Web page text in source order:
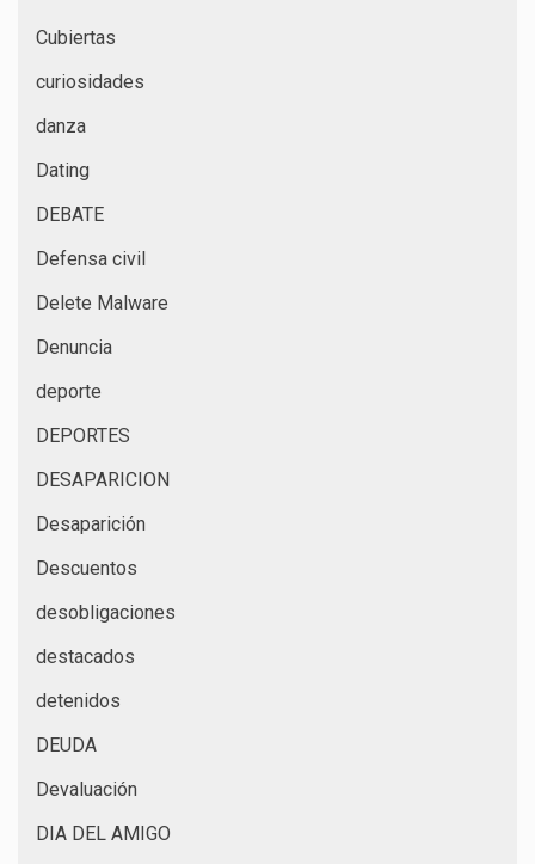
Cubiertas
curiosidades
danza
Dating
DEBATE
Defensa civil
Delete Malware
Denuncia
deporte
DEPORTES
DESAPARICION
Desaparición
Descuentos
desobligaciones
destacados
detenidos
DEUDA
Devaluación
DIA DEL AMIGO